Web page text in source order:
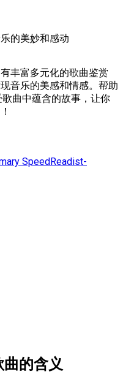
的美妙和感动
丰富多元化的歌曲鉴赏
音乐的美感和情感。帮助
曲中蕴含的故事，让你
SpeedReadist-
的含义